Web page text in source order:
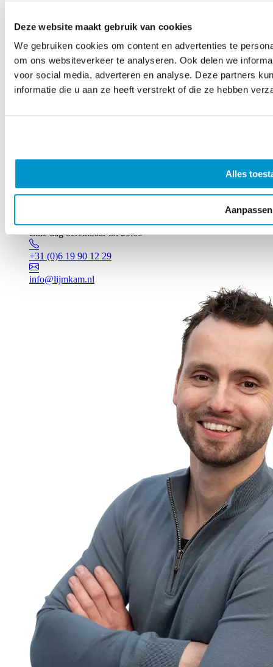
Deze website maakt gebruik van cookies
We gebruiken cookies om content en advertenties te
om ons websiteverkeer te analyseren. Ook delen we
voor social media, adverteren en analyse. Deze partners
informatie die u aan ze heeft verstrekt of die ze hebben
Alles
Aanpassen
Elke dag bereikbaar tot 20:00
+31 (0)6 19 90 12 29
info@lijmkam.nl